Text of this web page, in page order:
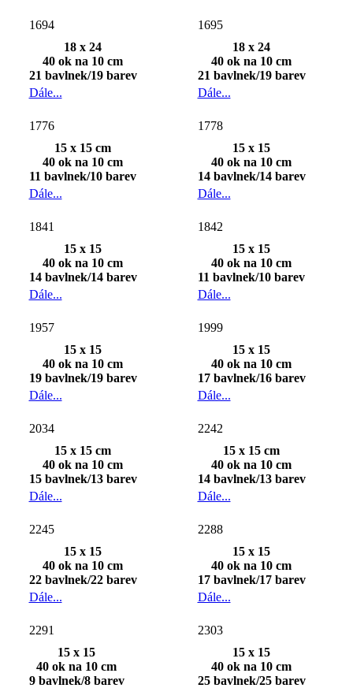
1694
18 x 24
40 ok na 10 cm
21 bavlnek/19 barev
Dále...
1695
18 x 24
40 ok na 10 cm
21 bavlnek/19 barev
Dále...
1776
15 x 15 cm
40 ok na 10 cm
11 bavlnek/10 barev
Dále...
1778
15 x 15
40 ok na 10 cm
14 bavlnek/14 barev
Dále...
1841
15 x 15
40 ok na 10 cm
14 bavlnek/14 barev
Dále...
1842
15 x 15
40 ok na 10 cm
11 bavlnek/10 barev
Dále...
1957
15 x 15
40 ok na 10 cm
19 bavlnek/19 barev
Dále...
1999
15 x 15
40 ok na 10 cm
17 bavlnek/16 barev
Dále...
2034
15 x 15 cm
40 ok na 10 cm
15 bavlnek/13 barev
Dále...
2242
15 x 15 cm
40 ok na 10 cm
14 bavlnek/13 barev
Dále...
2245
15 x 15
40 ok na 10 cm
22 bavlnek/22 barev
Dále...
2288
15 x 15
40 ok na 10 cm
17 bavlnek/17 barev
Dále...
2291
15 x 15
40 ok na 10 cm
9 bavlnek/8 barev
2303
15 x 15
40 ok na 10 cm
25 bavlnek/25 barev